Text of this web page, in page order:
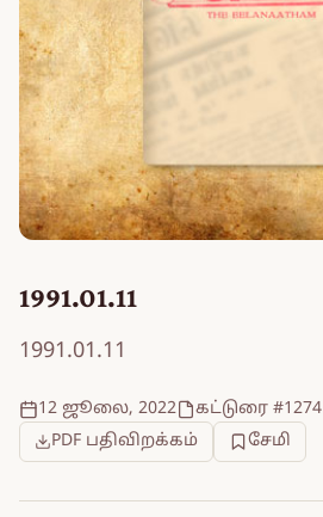
1991.01.11
1991.01.11
12 ஜூலை, 2022
கட்டுரை #1274
PDF பதிவிறக்கம்
சேமி